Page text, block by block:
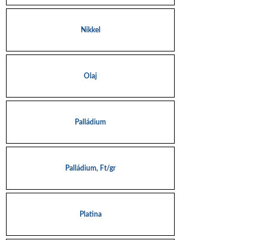
Nikkel
Olaj
Palládium
Palládium, Ft/gr
Platina